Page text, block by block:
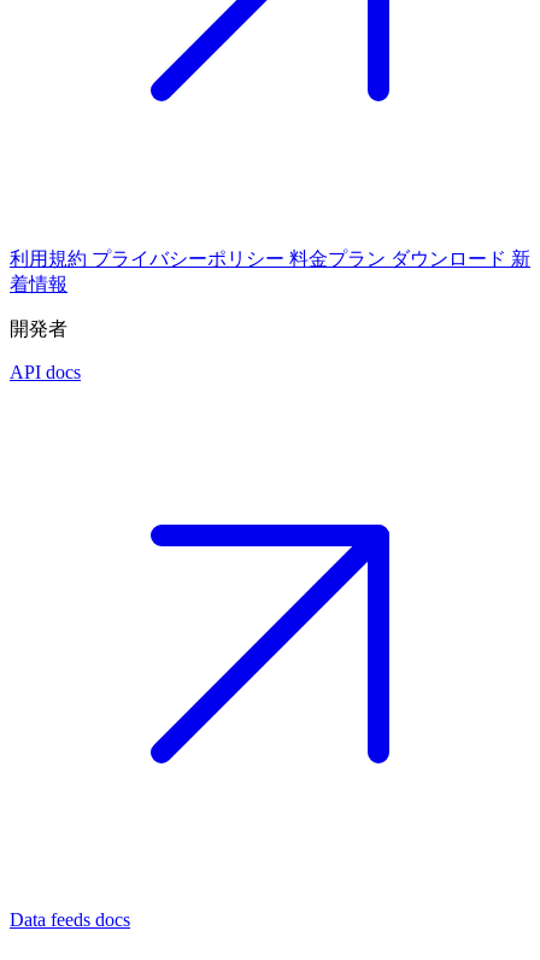
利用規約 プライバシーポリシー 料金プラン ダウンロード 新
着情報
開発者
API docs
Data feeds docs